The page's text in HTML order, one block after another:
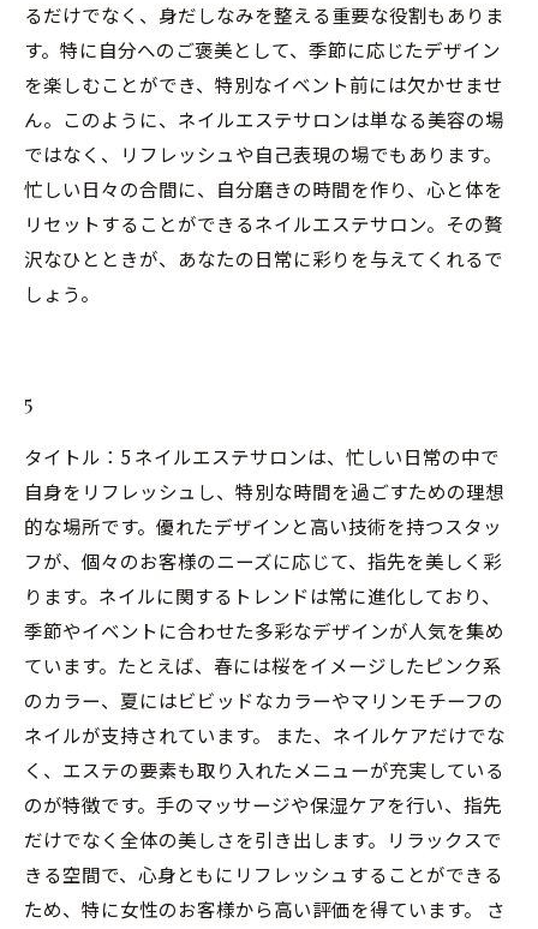
るだけでなく、身だしなみを整える重要な役割もありま
す。特に自分へのご褒美として、季節に応じたデザイン
を楽しむことができ、特別なイベント前には欠かせませ
ん。このように、ネイルエステサロンは単なる美容の場
ではなく、リフレッシュや自己表現の場でもあります。
忙しい日々の合間に、自分磨きの時間を作り、心と体を
リセットすることができるネイルエステサロン。その贅
沢なひとときが、あなたの日常に彩りを与えてくれるで
しょう。
5
タイトル：5 ネイルエステサロンは、忙しい日常の中で
自身をリフレッシュし、特別な時間を過ごすための理想
的な場所です。優れたデザインと高い技術を持つスタッ
フが、個々のお客様のニーズに応じて、指先を美しく彩
ります。ネイルに関するトレンドは常に進化しており、
季節やイベントに合わせた多彩なデザインが人気を集め
ています。たとえば、春には桜をイメージしたピンク系
のカラー、夏にはビビッドなカラーやマリンモチーフの
ネイルが支持されています。 また、ネイルケアだけでな
く、エステの要素も取り入れたメニューが充実している
のが特徴です。手のマッサージや保湿ケアを行い、指先
だけでなく全体の美しさを引き出します。リラックスで
きる空間で、心身ともにリフレッシュすることができる
ため、特に女性のお客様から高い評価を得ています。 さ